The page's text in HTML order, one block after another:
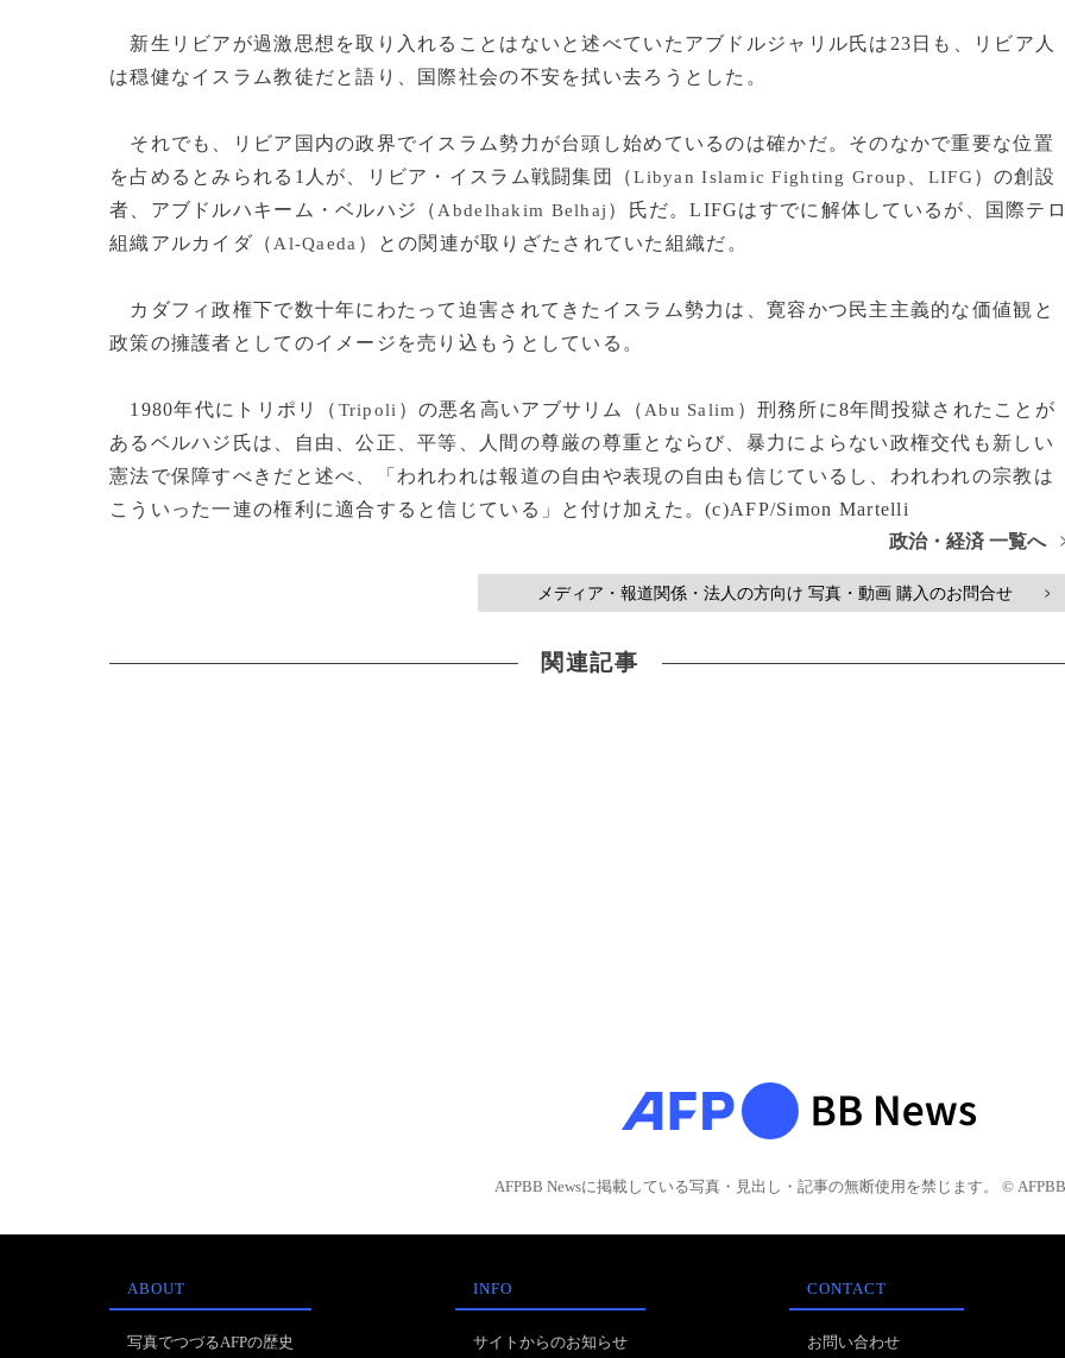
新生リビアが過激思想を取り入れることはないと述べていたアブドルジャリル氏は23日も、リビア人
は穏健なイスラム教徒だと語り、国際社会の不安を拭い去ろうとした。
それでも、リビア国内の政界でイスラム勢力が台頭し始めているのは確かだ。そのなかで重要な位置
を占めるとみられる1人が、リビア・イスラム戦闘集団（Libyan Islamic Fighting Group LIFG）の創設
者、アブドルハキーム・ベルハジ（ Abdelhakim Belhaj ）氏だ。LIFGはすでに解体しているが、国際テ
組織アルカイダ（ Al-Qaeda ）との関連が取りざたされていた組織だ。
カダフィ政権下で数十年にわたって迫害されてきたイスラム勢力は、寛容かつ民主主義的な価値観と
政策の擁護者としてのイメージを売り込もうとしている。
1980年代にトリポリ（ Tripoli ）の悪名高いアブサリム（ Abu Salim ）刑務所に8年間投獄されたことが
あるベルハジ氏は、自由、公正、平等、人間の尊厳の尊重とならび、暴力によらない政権交代も新しい
憲法で保障すべきだと述べ、「われわれは報道の自由や表現の自由も信じているし、われわれの宗教は
こういった一連の権利に適合すると信じている」と付け加えた。(c)AFP/Simon Martelli
政治・経済 一覧へ
メディア・報道関係・法人の方向け 写真・動画 購入のお問合せ >
関連記事
AFPBB Newsに掲載している写真・見出し・記事の無断使用を禁じます。 © AFPBB
ABOUT
写真でつづるAFPの歴史
INFO
サイトからのお知らせ
CONTACT
お問い合わせ